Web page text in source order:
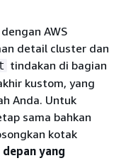
AWS
detail cluster dan
tindakan di bagian
kustom, yang
Anda. Untuk
sama bahkan
kotak
yang